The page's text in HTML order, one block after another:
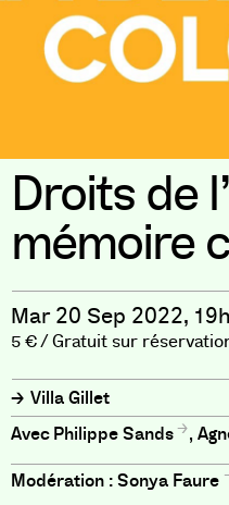
Droits de
mémoire
Mar 20 Sep 2022,
5 € / Gratuit sur
Villa Gillet
Philippe Sands
,
Modération :Sonya Faure